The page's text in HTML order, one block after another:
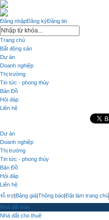
Đăng ký
Đăng nhập Đăng tin
Trang chủ
Bất động sản
Dự án
Doanh nghiệp
Thị trường
Tin tức - phong thủy
Bản Đồ
Hỏi đáp
Liên hệ
Dự án
Doanh nghiệp
Thị trường
Tin tức - phong thủy
Bản Đồ
Hỏi đáp
Liên hệ
trợ|Bảng giá|Thông báo|Đặt làm trang chủ
Nhà đất bán
Nhà đất cho thuê